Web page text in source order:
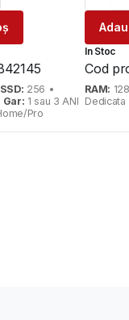
SSD: 256 •
Gar: 1 sau 3 ANI
Pro
inițial
a
fost:
este:
In Stoc
Cod
RAM:
Dedicata